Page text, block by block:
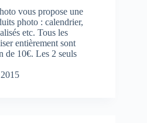
vous propose une
photo : calendrier,
etc. Tous les
entièrement sont
de 10€. Les 2 seuls